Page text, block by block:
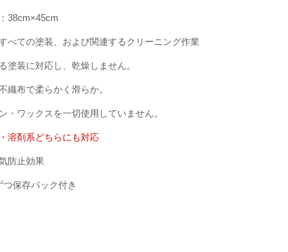
38cm×45cm
べての塗装、および関連するクリーニング作業
塗装に対応し、乾燥しません。
織布で柔らかく滑らか。
・ワックスを一切使用していません。
溶剤系どちらにも対応
防止効果
つ保存パック付き